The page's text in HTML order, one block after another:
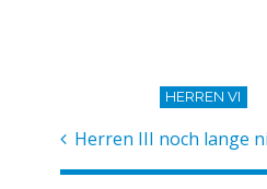
HERREN VI
Herren III noch lange